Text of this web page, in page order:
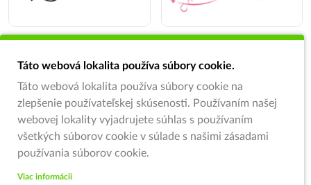
Táto webová lokalita používa súbory cookie.
Táto webová lokalita používa súbory cookie na
zlepšenie používateľskej skúsenosti. Používaním našej
webovej lokality vyjadrujete súhlas s používaním
všetkých súborov cookie v súlade s našimi zásadami
používania súborov cookie.
Viac informácii